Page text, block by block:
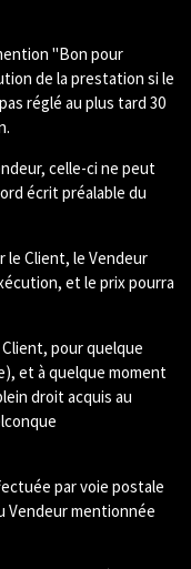
"Bon pour
de la prestation si le
réglé au plus tard 30
celle-ci ne peut
écrit préalable du
le Client, le Vendeur
et le prix pourra
Client, pour quelque
et à quelque moment
droit acquis au
par voie postale
Vendeur mentionnée